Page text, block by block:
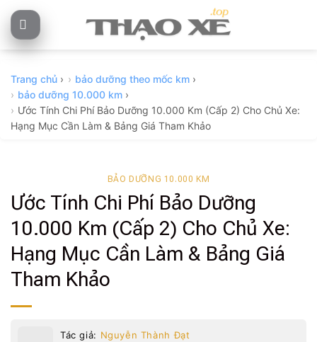
Skip
to
Trang chủ › bảo dưỡng theo mốc km ›
bảo dưỡng 10.000 km ›
Ước Tính Chi Phí Bảo Dưỡng 10.000 Km (Cấp 2) Cho Chủ Xe:
Hạng Mục Cần Làm & Bảng Giá Tham Khảo
BẢO DƯỠNG 10.000 KM
Ước Tính Chi Phí Bảo Dưỡng
10.000 Km (Cấp 2) Cho Chủ Xe:
Hạng Mục Cần Làm & Bảng Giá
Tham Khảo
Tác giả: Nguyễn Thành Đạt